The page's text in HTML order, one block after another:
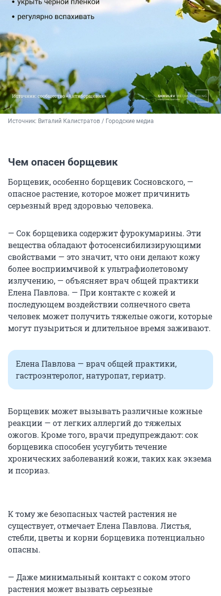
Источник: Виталий Калистратов / Городские медиа
Чем опасен борщевик
Борщевик, особенно борщевик Сосновского, —
опасное растение, которое может причинить
серьезный вред здоровью человека.
— Сок борщевика содержит фурокумарины. Эти
вещества обладают фотосенсибилизирующими
свойствами — это значит, что они делают кожу
более восприимчивой к ультрафиолетовому
излучению, — объясняет врач общей практики
Елена Павлова. — При контакте с кожей и
последующем воздействии солнечного света
человек может получить тяжелые ожоги, которые
могут пузыриться и длительное время заживают.
Елена Павлова — врач общей практики,
гастроэнтеролог, натуропат, гериатр.
Борщевик может вызывать различные кожные
реакции — от легких аллергий до тяжелых
ожогов. Кроме того, врачи предупреждают: сок
борщевика способен усугубить течение
хронических заболеваний кожи, таких как экзема
и псориаз.
К тому же безопасных частей растения не
существует, отмечает Елена Павлова. Листья,
стебли, цветы и корни борщевика потенциально
опасны.
— Даже минимальный контакт с соком этого
растения может вызвать серьезные